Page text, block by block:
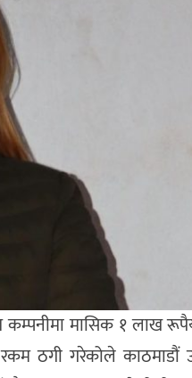
कम्पनीमा मासिक १ लाख
ठगी गरेकोले काठमाडौं